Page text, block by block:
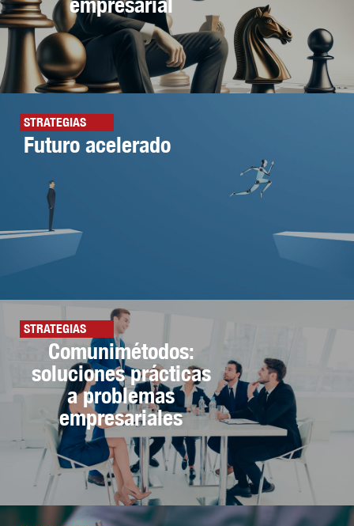
STRATEGIAS
Futuro acelerado
STRATEGIAS
Comunimétodos:
soluciones prácticas
a problemas
empresariales